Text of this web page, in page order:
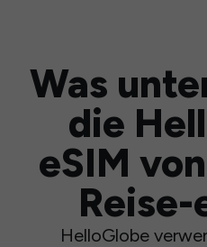
Was
die
eSIM
Reise-
HelloGlobe